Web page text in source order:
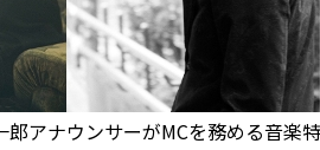
アナウンサーがMCを務める音楽